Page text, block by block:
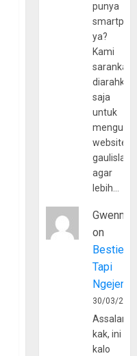
punya
ya?
Kami
sarankan,
diarahkan
saja
untuk
website
agar
lebih…
Gwenny
on
Bestie
Tapi
30/03/
kak, ini
kalo